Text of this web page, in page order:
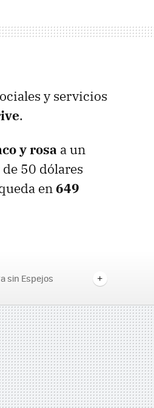
y servicios
.
y rosa a un
50 dólares
en649
sin Espejos